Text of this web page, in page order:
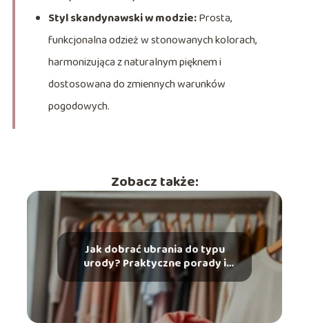
Styl skandynawski w modzie:Prosta,
funkcjonalna odzież w stonowanych kolorach,
harmonizująca z naturalnym pięknem i
dostosowana do zmiennych warunków
pogodowych.
Zobacz także:
Jak dobrać ubrania do typu
urody? Praktyczne porady i
wskazówki